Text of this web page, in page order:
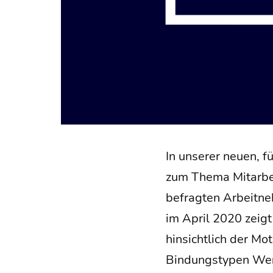
In unse­rer neu­en,
zum The­ma
befrag­ten
im April 2020
hin­sicht­lich der
Bin­dungs­ty­pen